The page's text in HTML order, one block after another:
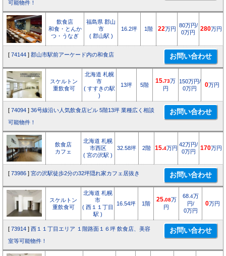
可能物件！
飲食店
和食・とんか
つ・うなぎ
福島県 郡山
市
( 郡山駅 )
16.2坪 1階 22万円
80万円/
0万円
280万円
[ 74144 ] 郡山市駅前アーケード内の和食店
スケルトン
重飲食可
北海道 札幌
市
( すすきの駅
)
13坪 5階
15.73万
円
150万円/
0万円
0万円
[ 74094 ] 36号線沿い人気飲食店ビル 5階13坪 業種広く相談
可能物件！
飲食店
カフェ
北海道 札幌
市西区
( 宮の沢駅 )
32.58坪 2階 15.4万円
42万円/
0万円
170万円
[ 73986 ] 宮の沢駅徒歩2分の32坪隠れ家カフェ居抜き
スケルトン
重飲食可
北海道 札幌
市
( 西１１丁目
駅 )
16.54坪 1階
25.08万
円
68. 4万
円/
0万円
0万円
[ 73914 ] 西１１丁目エリア １階路面１６坪 飲食店、美容
室等可能物件！